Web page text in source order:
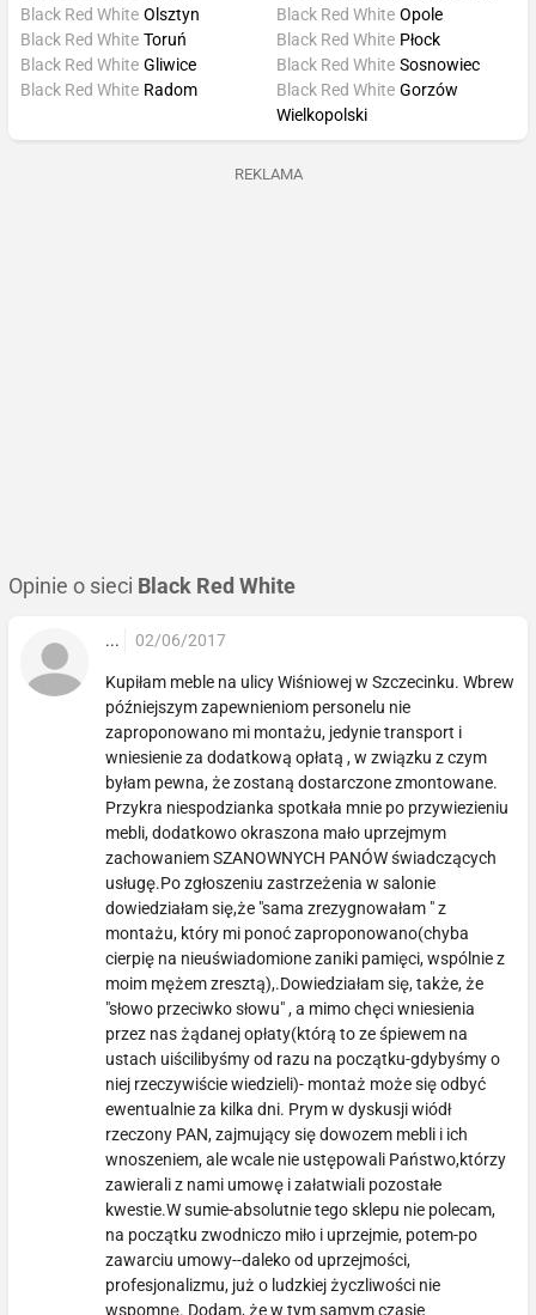
Black Red White Olsztyn
Black Red White Toruń
Black Red White Gliwice
Black Red White Radom
Black Red White Opole
Black Red White Płock
Black Red White Sosnowiec
Black Red White Gorzów
Wielkopolski
REKLAMA
Opinie o sieci Black Red White
... 02/06/2017
Kupiłam meble na ulicy Wiśniowej w Szczecinku. Wbrew
późniejszym zapewnieniom personelu nie
zaproponowano mi montażu, jedynie transport i
wniesienie za dodatkową opłatą , w związku z czym
byłam pewna, że zostaną dostarczone zmontowane.
Przykra niespodzianka spotkała mnie po przywiezieniu
mebli, dodatkowo okraszona mało uprzejmym
zachowaniem SZANOWNYCH PANÓW świadczących
usługę.Po zgłoszeniu zastrzeżenia w salonie
dowiedziałam się,że "sama zrezygnowałam " z
montażu, który mi ponoć zaproponowano(chyba
cierpię na nieuświadomione zaniki pamięci, wspólnie z
moim mężem zresztą),.Dowiedziałam się, także, że
"słowo przeciwko słowu" , a mimo chęci wniesienia
przez nas żądanej opłaty(którą to ze śpiewem na
ustach uiścilibyśmy od razu na początku-gdybyśmy o
niej rzeczywiście wiedzieli)- montaż może się odbyć
ewentualnie za kilka dni. Prym w dyskusji wiódł
rzeczony PAN, zajmujący się dowozem mebli i ich
wnoszeniem, ale wcale nie ustępowali Państwo,którzy
zawierali z nami umowę i załatwiali pozostałe
kwestie.W sumie-absolutnie tego sklepu nie polecam,
na początku zwodniczo miło i uprzejmie, potem-po
zawarciu umowy--daleko od uprzejmości,
profesjonalizmu, już o ludzkiej życzliwości nie
wspomnę. Dodam, że w tym samym czasie